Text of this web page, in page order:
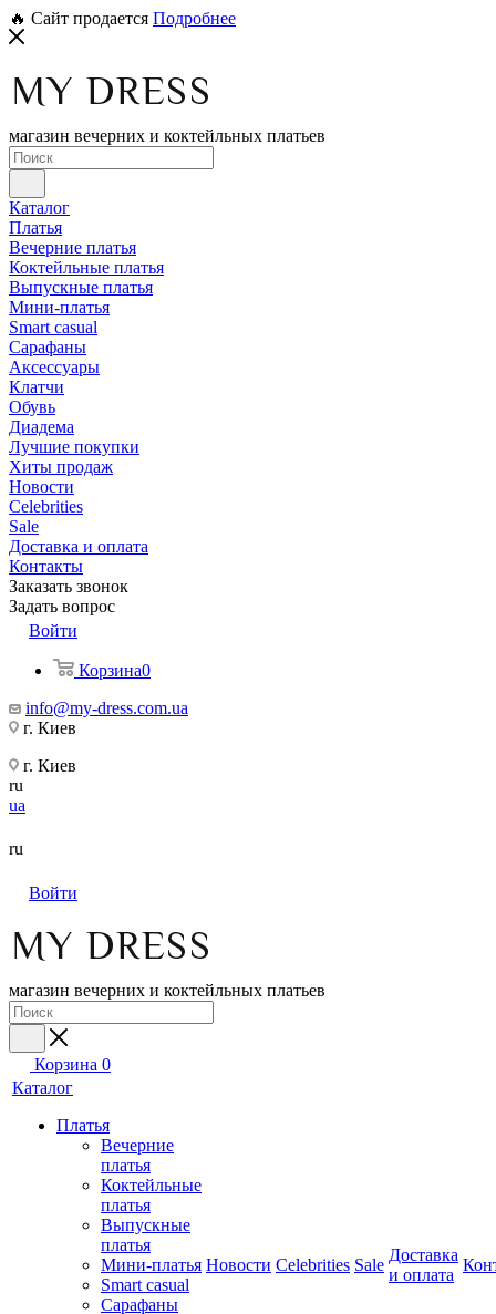
🔥 Сайт продается Подробнее
магазин вечерних и коктейльных платьев
Каталог
Платья
Вечерние платья
Коктейльные платья
Выпускные платья
Мини-платья
Smart casual
Сарафаны
Аксессуары
Клатчи
Обувь
Диадема
Лучшие покупки
Хиты продаж
Новости
Celebrities
Sale
Доставка и оплата
Контакты
Заказать звонок
Задать вопрос
Войти
Корзина0
info@my-dress.com.ua
г. Киев
г. Киев
ru
ua
ru
Войти
магазин вечерних и коктейльных платьев
Корзина 0
Каталог
Платья
Вечерние
платья
Коктейльные
платья
Выпускные
платья
Мини-платья
Smart casual
Сарафаны
Новости Celebrities Sale
Доставка
и оплата